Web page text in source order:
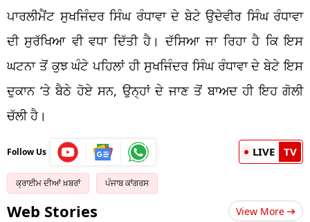
ਪਾਰਲੀਮੈਂਟ ਸੁਖਜਿੰਦਰ ਸਿੰਘ ਰੰਧਾਵਾ ਦੇ ਬੇਟੇ ਉਦੇਵੀਰ ਸਿੰਘ ਰੰਧਾਵਾ
ਦੀ ਸੁਰੱਖਿਆ ਵੀ ਵਧਾ ਦਿੱਤੀ ਹੈ। ਦੱਸਿਆ ਜਾ ਰਿਹਾ ਹੈ ਕਿ ਇਸ
ਘਟਨਾ ਤੋਂ ਕੁਝ ਘੰਟੇ ਪਹਿਲਾਂ ਹੀ ਸੁਖਜਿੰਦਰ ਸਿੰਘ ਰੰਧਾਵਾ ਦੇ ਬੇਟੇ ਇਸ
ਦੁਕਾਨ ‘ਤੇ ਬੈਠੇ ਹੋਏ ਸਨ, ਉਨ੍ਹਾਂ ਦੇ ਜਾਣ ਤੋਂ ਬਾਅਦ ਹੀ ਇਹ ਗੋਲੀ
ਚੱਲੀ ਹੈ।
Follow Us LIVE TV
ਕ੍ਰਾਈਮ ਦੀਆਂ ਖ਼ਬਰਾਂ ਪੰਜਾਬ ਕਾਂਗਰਸ
Web Stories View More